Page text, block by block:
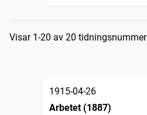
Sökresultat
Visar 1-20 av 20 tidningsnummer
1915-04-26
Arbetet (1887)